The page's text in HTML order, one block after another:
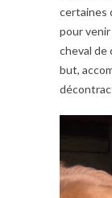
certaines
pour
cheval de
but,